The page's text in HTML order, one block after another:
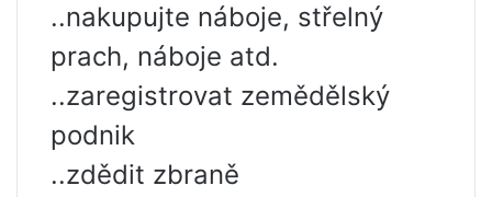
..nakupujte náboje, střelný
prach, náboje atd.
..zaregistrovat zemědělský
podnik
..zdědit zbraně